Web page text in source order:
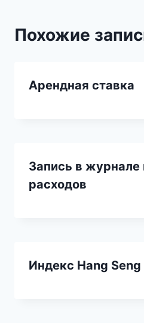
Похожие
Арендная ставка
Запись в журнале
расходов
Индекс Hang Seng